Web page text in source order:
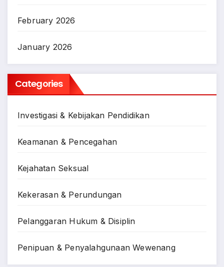
February 2026
January 2026
Categories
Investigasi & Kebijakan Pendidikan
Keamanan & Pencegahan
Kejahatan Seksual
Kekerasan & Perundungan
Pelanggaran Hukum & Disiplin
Penipuan & Penyalahgunaan Wewenang